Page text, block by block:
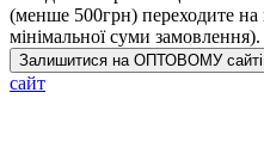
(менше 500грн) переходите на
мінімальної суми замовлення).
Залишитися на ОПТОВОМУ сайті
сайт